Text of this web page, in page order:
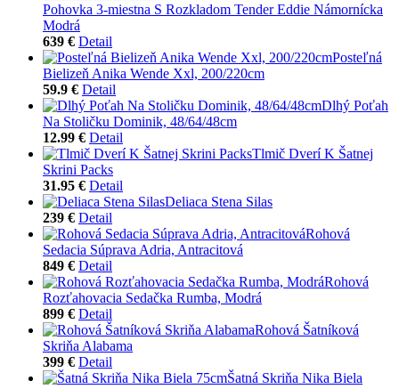
Pohovka 3-miestna S Rozkladom Tender Eddie Námornícka
Modrá
639 € Detail
Posteľná
Bielizeň Anika Wende Xxl, 200/220cm
59.9 € Detail
Dlhý Poťah
Na Stoličku Dominik, 48/64/48cm
12.99 € Detail
Tlmič Dverí K Šatnej
Skrini Packs
31.95 € Detail
Deliaca Stena Silas
239 € Detail
Rohová
Sedacia Súprava Adria, Antracitová
849 € Detail
Rohová
Rozťahovacia Sedačka Rumba, Modrá
899 € Detail
Rohová Šatníková
Skriňa Alabama
399 € Detail
Šatná Skriňa Nika Biela